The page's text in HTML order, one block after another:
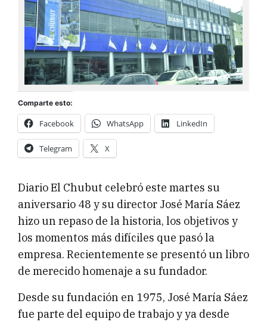
Comparte esto:
Facebook WhatsApp LinkedIn
Telegram X
Diario El Chubut celebró este martes su
aniversario 48 y su director José María Sáez
hizo un repaso de la historia, los objetivos y
los momentos más difíciles que pasó la
empresa. Recientemente se presentó un libro
de merecido homenaje a su fundador.
Desde su fundación en 1975, José María Sáez
fue parte del equipo de trabajo y ya desde